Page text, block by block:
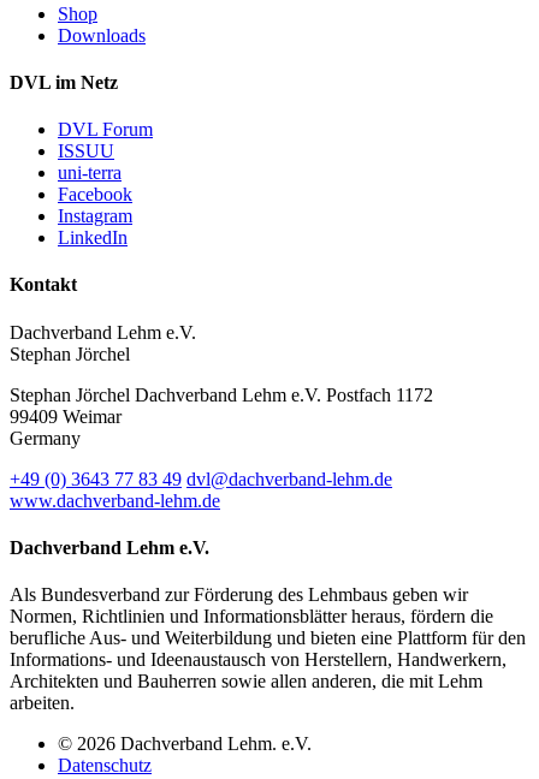
Shop
Downloads
DVL im Netz
DVL Forum
ISSUU
uni-terra
Facebook
Instagram
LinkedIn
Kontakt
Dachverband Lehm e.V.
Stephan Jörchel
Stephan Jörchel Dachverband Lehm e.V. Postfach 1172
99409 Weimar
Germany
+49 (0) 3643 77 83 49 dvl@dachverband-lehm.de
www.dachverband-lehm.de
Dachverband Lehm e.V.
Als Bundesverband zur Förderung des Lehmbaus geben wir
Normen, Richtlinien und Informationsblätter heraus, fördern die
berufliche Aus- und Weiterbildung und bieten eine Plattform für den
Informations- und Ideenaustausch von Herstellern, Handwerkern,
Architekten und Bauherren sowie allen anderen, die mit Lehm
arbeiten.
© 2026 Dachverband Lehm. e.V.
Datenschutz